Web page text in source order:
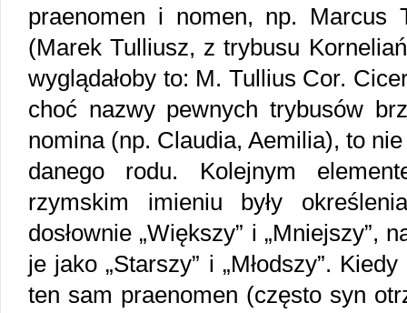
praenomen i nomen, np. Marcus
(Marek Tulliusz, z trybusu
wyglądałoby to: M. Tullius Cor.
choć nazwy pewnych trybusów
nomina (np. Claudia, Aemilia), to
danego rodu. Kolejnym
rzymskim imieniu były
dosłownie „Większy” i „Mniejszy”,
je jako „Starszy” i „Młodszy”.
ten sam praenomen (często syn